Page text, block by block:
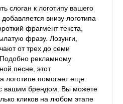
слоган к логотипу вашего
внизу логотипа
фрагмент текста,
фразу. Лозунги,
от трех до семи
рекламному
песне, этот
логотипе помогает еще
вашим брендом. Вы можете
кликов на любом этапе